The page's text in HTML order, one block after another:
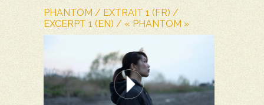
PHANTOM / EXTRAIT 1 (FR) /
EXCERPT 1 (EN) / « PHANTOM »